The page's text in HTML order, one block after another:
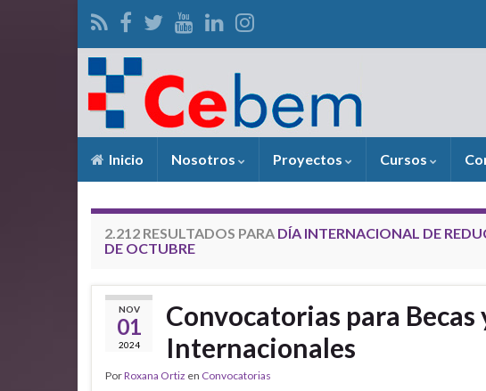
Inicio Nosotros Proyectos Cursos
2.212 RESULTADOS PARA DÍA INTERNACIONAL DE
DE OCTUBRE
NOV
01
2024
Convocatorias para Becas
Internacionales
PorRoxana Ortiz en Convocatorias